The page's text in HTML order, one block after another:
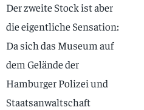
Der zweite Stock ist aber
die eigentliche Sensation:
Da sich das Museum auf
dem Gelände der
Hamburger Polizei und
Staatsanwaltschaft